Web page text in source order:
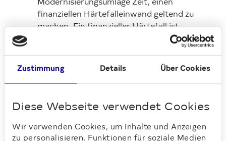
Zustimmung Details Über Cookies
Diese Webseite verwendet Cookies
Wir verwenden Cookies, um Inhalte und Anzeigen
zu personalisieren, Funktionen für soziale Medien
Modernisierungsumlage Zeit, einen
finanziellen Härtefalleinwand geltend zu
machen. Ein finanzieller Härtefall ist
Nettoeinkommens überschreiten würde.
Wohnen adäquate Hilfsmaßnahmen
Regelungsbedarf ergeben sich